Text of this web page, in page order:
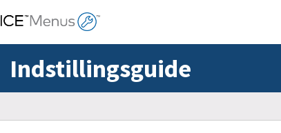
Indstillingsguide